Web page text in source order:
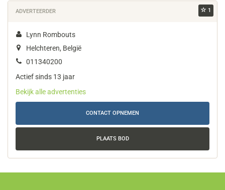
ADVERTEERDER 1
Lynn Rombouts
Helchteren, België
011340200
Actief sinds 13 jaar
Bekijk alle advertenties
CONTACT OPNEMEN
PLAATS BOD